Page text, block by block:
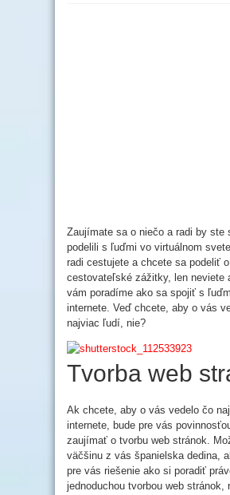
Zaujímate sa o niečo a radi by ste
podelili s ľuďmi vo virtuálnom
radi cestujete a chcete sa podeliť o
cestovateľské zážitky, len neviete
vám poradíme ako sa spojiť s
internete. Veď chcete, aby o vás
najviac ľudí, nie?
Tvorba web
Ak chcete, aby o vás vedelo čo
internete, bude pre vás
zaujímať o tvorbu web stránok.
väčšinu z vás španielska dedina,
pre vás riešenie ako si poradiť
jednoduchou tvorbou web stránok,